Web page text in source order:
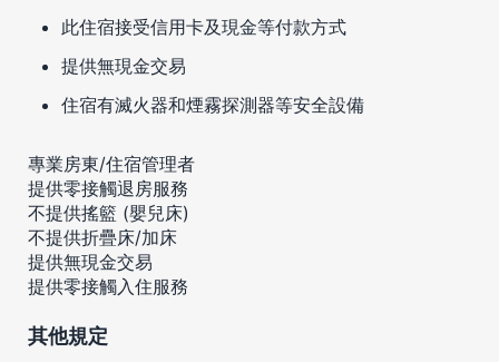
此住宿接受信用卡及現金等付款方式
提供無現金交易
住宿有滅火器和煙霧探測器等安全設備
專業房東/住宿管理者
提供零接觸退房服務
不提供搖籃 (嬰兒床)
不提供折疊床/加床
提供無現金交易
提供零接觸入住服務
其他規定